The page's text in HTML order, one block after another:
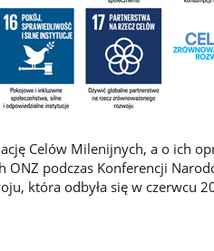
Celów Milenijnych, a o ich
ONZ podczas Konferencji
która odbyła się w czerwcu